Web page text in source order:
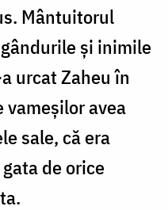
Mântuitorul
şi inimile
urcat Zaheu în
vameşilor avea
sale, că era
de orice